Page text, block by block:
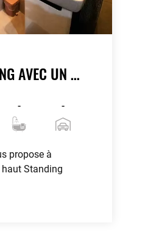
DUPLEX STANDING AVEC UN STUDIO À ENNASR 2
- -
propose à
Standing